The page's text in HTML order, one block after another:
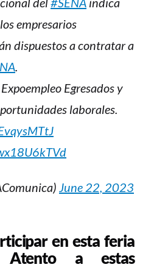
empresarios
dispuestos a contratar a
.
Egresados y
laborales.
June 22, 2023
en esta feria
Atento a estas